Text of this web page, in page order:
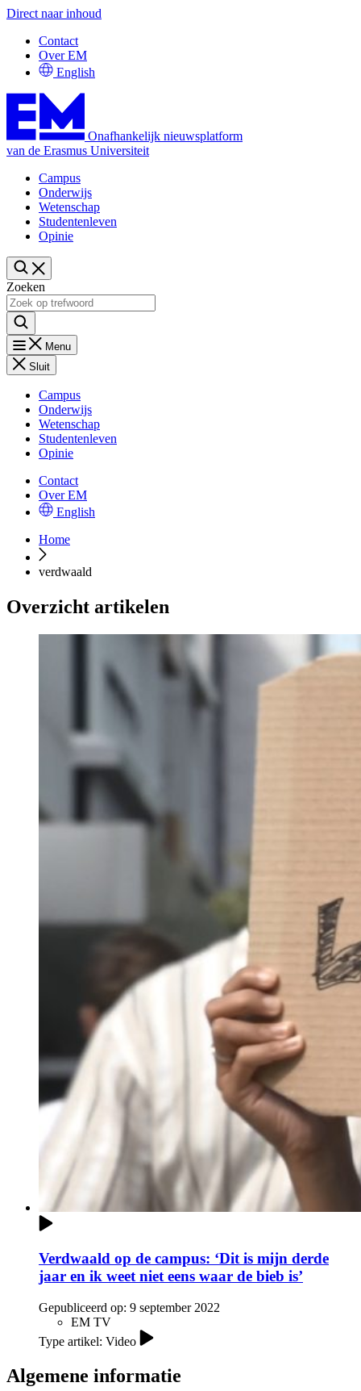
Direct naar inhoud
Contact
Over EM
English
Onafhankelijk nieuwsplatform
van de Erasmus Universiteit
Campus
Onderwijs
Wetenschap
Studentenleven
Opinie
Zoeken
Menu
Sluit
Campus
Onderwijs
Wetenschap
Studentenleven
Opinie
Contact
Over EM
English
Home
verdwaald
Overzicht artikelen
Verdwaald op de campus: ‘Dit is mijn derde
jaar en ik weet niet eens waar de bieb is’
Gepubliceerd op: 9 september 2022
EM TV
Type artikel: Video
Algemene informatie